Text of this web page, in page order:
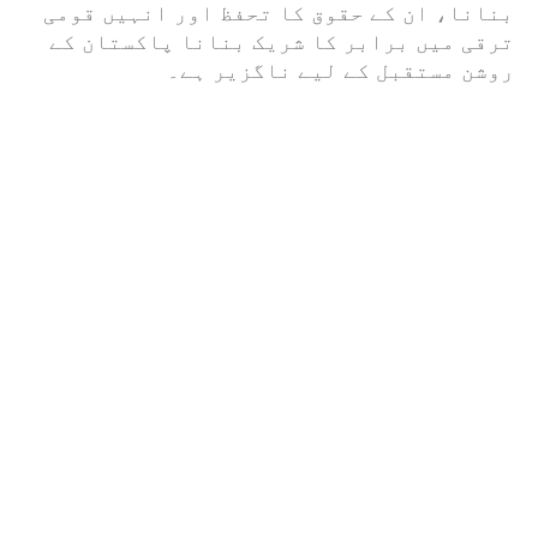
بنانا، ان کے حقوق کا تحفظ اور انہیں قومی
ترقی میں برابر کا شریک بنانا پاکستان کے
روشن مستقبل کے لیے ناگزیر ہے۔